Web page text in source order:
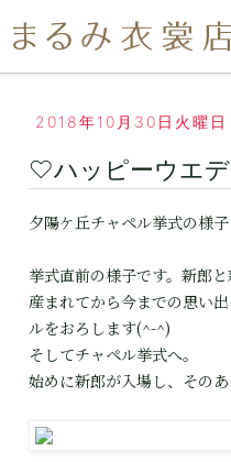
2018年10月30日火曜日
♡ハッピーウエ
夕陽ケ丘チャペル挙式の様
挙式直前の様子です。新郎
産まれてから今までの思い
ルをおろします(^-^)
そしてチャペル挙式へ。
始めに新郎が入場し、その